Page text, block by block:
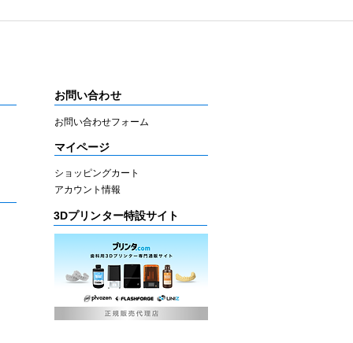
お問い合わせ
お問い合わせフォーム
マイページ
ショッピングカート
アカウント情報
3Dプリンター特設サイト